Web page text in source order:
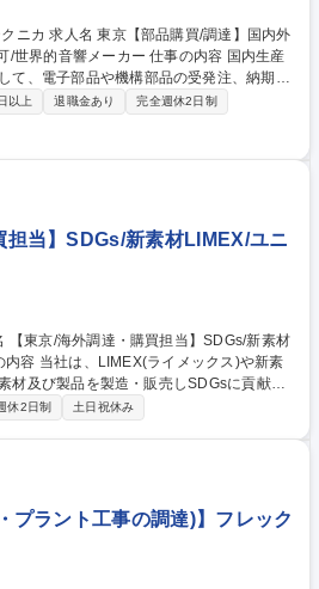
/調達】国内外
メーカー 仕事の内容 国内生産
て、電子部品や機構部品の受発注、納期管
対応などに携わっていただきます。ご経験
ます。 【詳細】■電子部品・
た受発注等の購買業務全般■納期管理およ
への折衝対応 ■品質保証部門と連携した
等を使用した情報収集、内容
生産の部門にて、30社前後の担当取引先
ケーションを取り、高品質なモノづくりに
以上 退職金あり
完全週休2日制
担当】SDGs/新素材LIMEX/ユニ
材及び製品を製造・販売しSDGsに貢献す
当社にて《海外調達・購買担当》を募集い
は】■調達・購買戦略の策定 ■委託先選定
格交渉 ■原価見積もり作成・低減活動 ■担
む国内外輸送の手配・最適物流の構築など
買担当】SDGs/新素材LIMEX/ユニコーン企
休2日制 土日祝休み
プラント工事の調達)】フレック